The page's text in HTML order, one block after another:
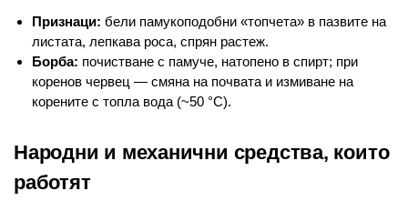
Признаци: бели памукоподобни «топчета» в пазвите на
листата, лепкава роса, спрян растеж.
Борба: почистване с памуче, натопено в спирт; при
коренов червец — смяна на почвата и измиване на
корените с топла вода (~50 °C).
Народни и механични средства, които
работят